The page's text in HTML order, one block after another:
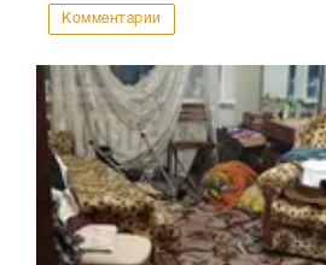
Комментарии